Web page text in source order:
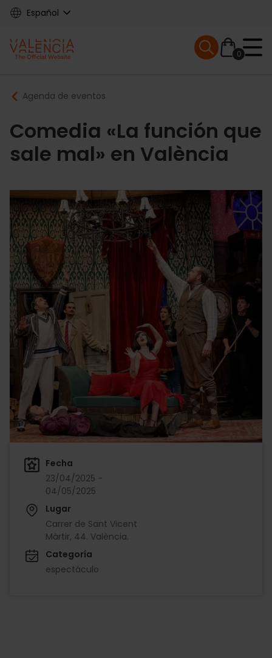
Skip
content
Español
Main
navigation
0
Mobile menu
Breadcrumb
Agenda de eventos
Comedia «La función que
sale mal» en València
Fecha
23/04/2025 -
04/05/2025
Lugar
Carrer de Sant Vicent
Màrtir, 44. València.
Categoría
espectáculo